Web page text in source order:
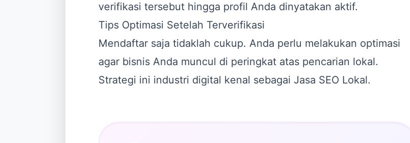
verifikasi tersebut hingga profil Anda dinyatakan aktif.
Tips Optimasi Setelah Terverifikasi
Mendaftar saja tidaklah cukup. Anda perlu melakukan optimasi
agar bisnis Anda muncul di peringkat atas pencarian lokal.
Strategi ini industri digital kenal sebagai Jasa SEO Lokal.